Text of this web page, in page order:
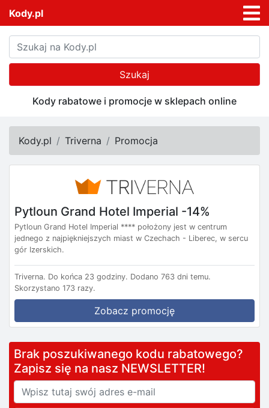
Kody.pl
Szukaj
Kody rabatowe i promocje w sklepach online
Kody.pl Triverna Promocja
Pytloun Grand Hotel Imperial -14%
Pytloun Grand Hotel Imperial **** położony jest w centrum
jednego z najpiękniejszych miast w Czechach - Liberec, w sercu
gór Izerskich.
Triverna. Do końca 23 godziny. Dodano 763 dni temu.
Skorzystano 173 razy.
Zobacz promocję
Brak poszukiwanego kodu rabatowego?
Zapisz się na nasz NEWSLETTER!